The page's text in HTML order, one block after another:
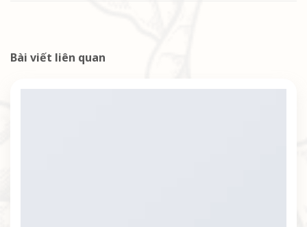
Bài viết liên quan